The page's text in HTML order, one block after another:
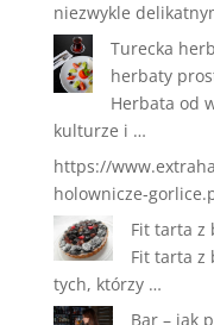
niezwykle
Turecka
herbaty
Herbata od
kulturze i …
https://
holownicze-
Fit tarta z
Fit tarta z
tych, którzy …
Bar – jak